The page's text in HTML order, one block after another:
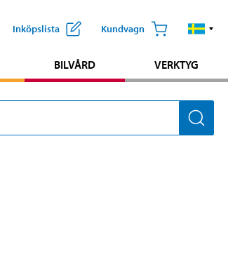
Inköpslista Kundvagn
BILVÅRD VERKTYG